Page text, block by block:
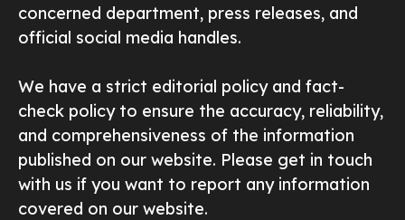
concerned department, press releases, and
official social media handles.
We have a strict editorial policy and fact-
check policy to ensure the accuracy, reliability,
and comprehensiveness of the information
published on our website. Please get in touch
with us if you want to report any information
covered on our website.